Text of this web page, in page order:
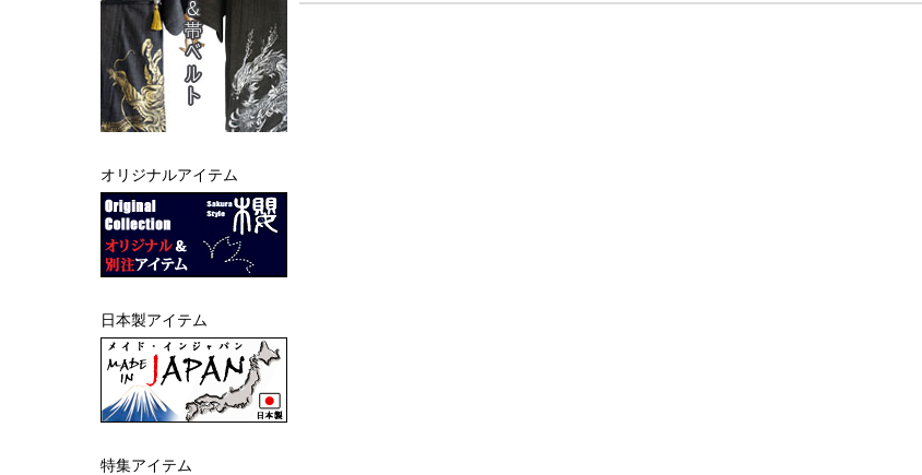
オリジナルアイテム
日本製アイテム
特集アイテム